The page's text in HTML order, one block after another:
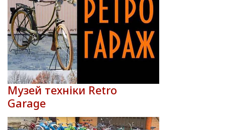
Музей техніки Retro
Garage